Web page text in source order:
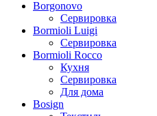
Borgonovo
Сервировка
Bormioli Luigi
Сервировка
Bormioli Rocco
Кухня
Сервировка
Для дома
Bosign